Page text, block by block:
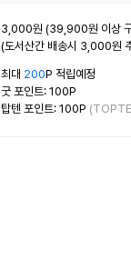
3,000원 (39,900원 이상
(도서산간 배송시 3,000원
최대 200P 적립예정
굿 포인트: 100P
탑텐 포인트: 100P